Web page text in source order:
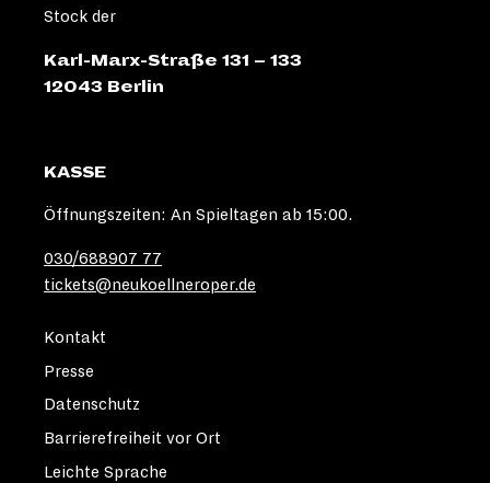
Stock der
Karl-Marx-Straße 131 – 133
12043 Berlin
KASSE
Öffnungszeiten: An Spieltagen ab 15:00.
030/688907 77
tickets@neukoellneroper.de
Kontakt
Presse
Datenschutz
Barrierefreiheit vor Ort
Leichte Sprache